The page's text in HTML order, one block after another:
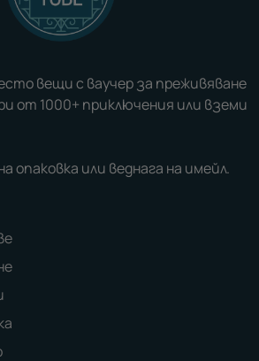
вещи с ваучер за преживяване
от 1000+ приключения или вземи
опаковка или веднага на имейл.